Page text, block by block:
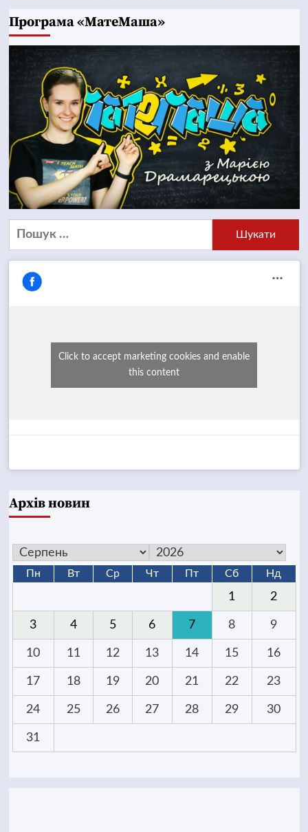
Програма «МатеМаша»
Пошук:
Click to accept marketing cookies and enable
this content
Архів новин
Пн Вт Ср Чт Пт Сб Нд
1 2
3 4 5 6 7 8 9
10 11 12 13 14 15 16
17 18 19 20 21 22 23
24 25 26 27 28 29 30
31